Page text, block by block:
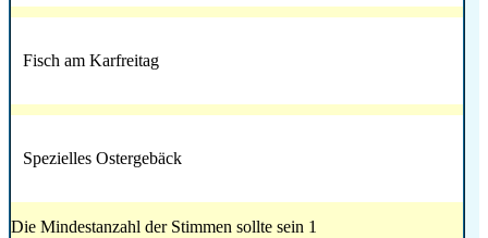
Fisch am Karfreitag
Spezielles Ostergebäck
Die Mindestanzahl der Stimmen sollte sein 1